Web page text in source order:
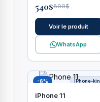
540$800$
Voir le produit
WhatsApp
-6% iPhone-kin
iPhone 11